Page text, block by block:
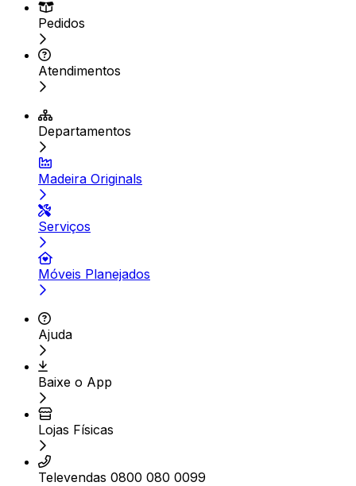
Pedidos
Atendimentos
Departamentos
Madeira Originals
Serviços
Móveis Planejados
Ajuda
Baixe o App
Lojas Físicas
Televendas 0800 080 0099